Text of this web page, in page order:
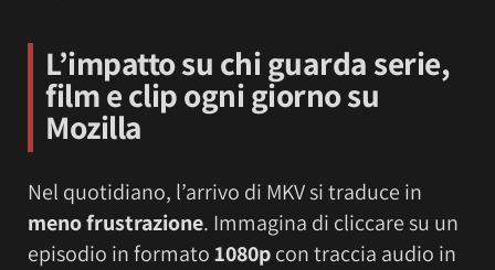
L’impatto su chi guarda serie,
film e clip ogni giorno su
Mozilla
Nel quotidiano, l’arrivo di MKV si traduce in
meno frustrazione. Immagina di cliccare su un
episodio in formato1080pcon traccia audio in